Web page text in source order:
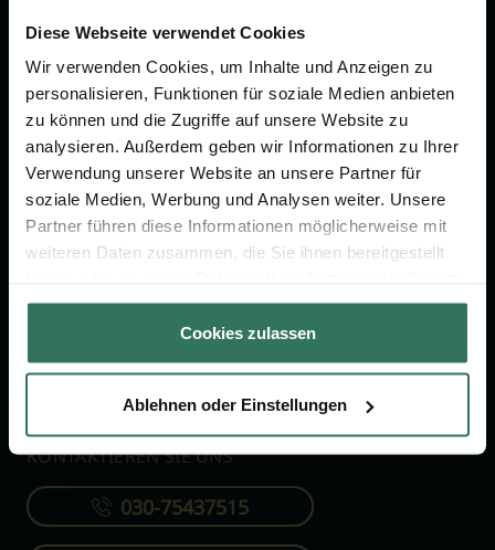
Diese Webseite verwendet Cookies
Wir verwenden Cookies, um Inhalte und Anzeigen zu
personalisieren, Funktionen für soziale Medien anbieten
zu können und die Zugriffe auf unsere Website zu
analysieren. Außerdem geben wir Informationen zu Ihrer
Verwendung unserer Website an unsere Partner für
soziale Medien, Werbung und Analysen weiter. Unsere
Partner führen diese Informationen möglicherweise mit
weiteren Daten zusammen, die Sie ihnen bereitgestellt
gesammelt haben.
Cookies zulassen
Ablehnen oder Einstellungen
Jetzt beraten lassen
FÜR SIE
Vergleich
Ratgeber
Verzeichnis
FÜR BESTATTER
Online-Portal
Kostenlos registrieren
KONTAKTIEREN SIE UNS
030-75437515